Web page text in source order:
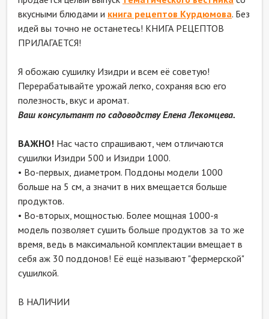
вкусными блюдами и книга рецептов Курдюмова. Без
идей вы точно не останетесь! КНИГА РЕЦЕПТОВ
ПРИЛАГАЕТСЯ!
Я обожаю сушилку Изидри и всем её советую!
Перерабатывайте урожай легко, сохраняя всю его
полезность, вкус и аромат.
Ваш консультант по садоводству Елена Лекомцева.
ВАЖНО! Нас часто спрашивают, чем отличаются
сушилки Изидри 500 и Изидри 1000.
• Во-первых, диаметром. Поддоны модели 1000
больше на 5 см, а значит в них вмещается больше
продуктов.
• Во-вторых, мощностью. Более мощная 1000-я
модель позволяет сушить больше продуктов за то же
время, ведь в максимальной комплектации вмещает в
себя аж 30 поддонов! Её ещё называют "фермерской"
сушилкой.
В НАЛИЧИИ